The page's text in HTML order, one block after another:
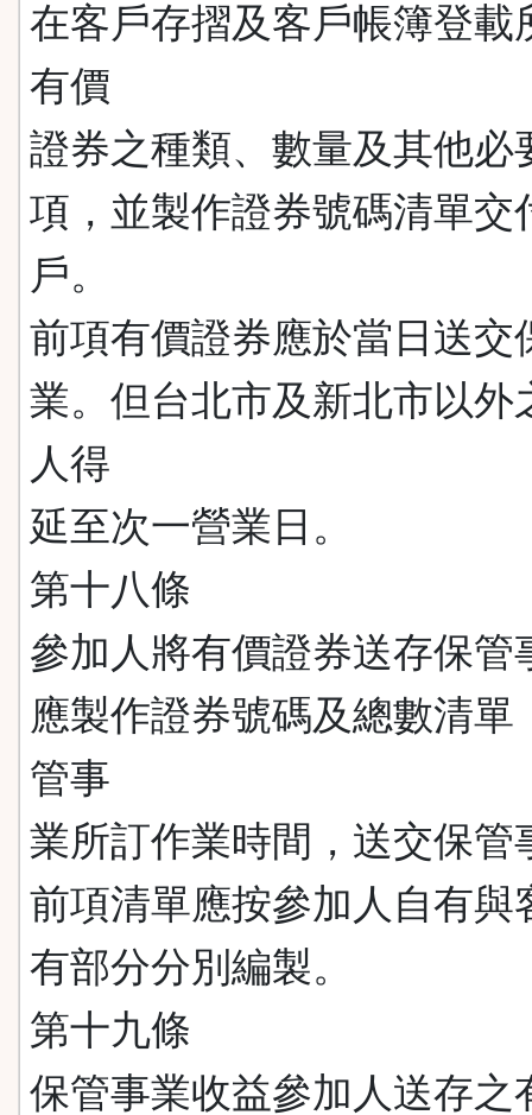
在客戶存摺及客戶帳簿登載
有價
證券之種類、數量及其他必
項，並製作證券號碼清單交
戶。
前項有價證券應於當日送交
業。但台北市及新北市以外
人得
延至次一營業日。
第十八條
參加人將有價證券送存保管
應製作證券號碼及總數清單
管事
業所訂作業時間，送交保管
前項清單應按參加人自有與
有部分分別編製。
第十九條
保管事業收益參加人送存之